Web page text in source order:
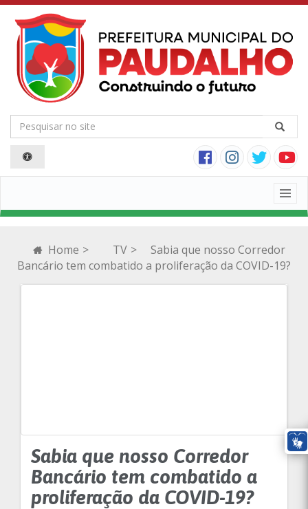
Home > TV >
Sabia que nosso Corredor
Bancário tem combatido a proliferação da COVID-19?
Sabia que nosso Corredor
Bancário tem combatido a
proliferação da COVID-19?